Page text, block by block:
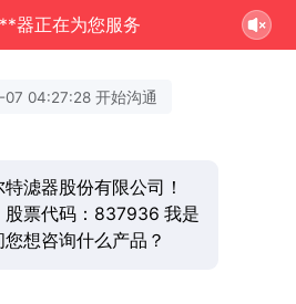
器正在为您服务
04:27:28 开始沟通
滤器股份有限公司！
股票代码：837936 我是
想咨询什么产品？